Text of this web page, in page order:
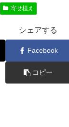
寄せ植え
シェアする
Facebook
コピー